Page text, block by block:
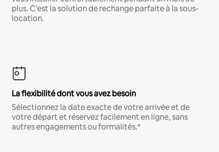
plus. C'est la solution de rechange parfaite à la sous-
location.
La flexibilité dont vous avez besoin
Sélectionnez la date exacte de votre arrivée et de
votre départ et réservez facilement en ligne, sans
autres engagements ou formalités.*